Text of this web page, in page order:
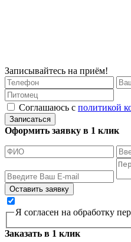
Записывайтесь на приём!
Соглашаюсь с политикой
Записаться
Оформить заявку в 1 клик
Я согласен на обработку
Заказать в 1 клик